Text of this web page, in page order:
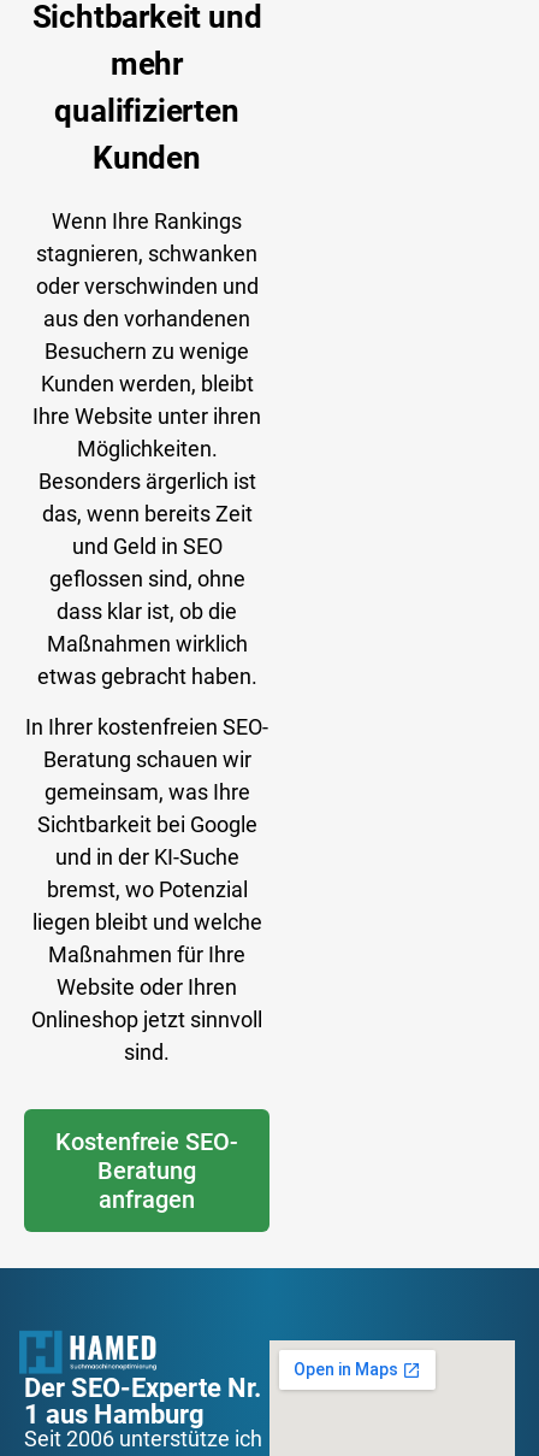
Sichtbarkeit und
mehr
qualifizierten
Kunden
Wenn Ihre Rankings
stagnieren, schwanken
oder verschwinden und
aus den vorhandenen
Besuchern zu wenige
Kunden werden, bleibt
Ihre Website unter ihren
Möglichkeiten.
Besonders ärgerlich ist
das, wenn bereits Zeit
und Geld in SEO
geflossen sind, ohne
dass klar ist, ob die
Maßnahmen wirklich
etwas gebracht haben.
In Ihrer kostenfreien SEO-
Beratung schauen wir
gemeinsam, was Ihre
Sichtbarkeit bei Google
und in der KI-Suche
bremst, wo Potenzial
liegen bleibt und welche
Maßnahmen für Ihre
Website oder Ihren
Onlineshop jetzt sinnvoll
sind.
Kostenfreie SEO-
Beratung
anfragen
Der SEO-Experte Nr.
1 aus Hamburg
Seit 2006 unterstütze ich